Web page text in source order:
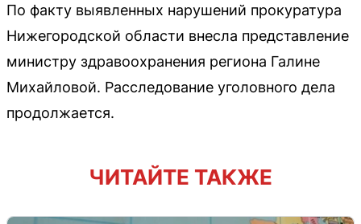
По факту выявленных нарушений прокуратура
Нижегородской области внесла представление
министру здравоохранения региона Галине
Михайловой. Расследование уголовного дела
продолжается.
ЧИТАЙТЕ ТАКЖЕ